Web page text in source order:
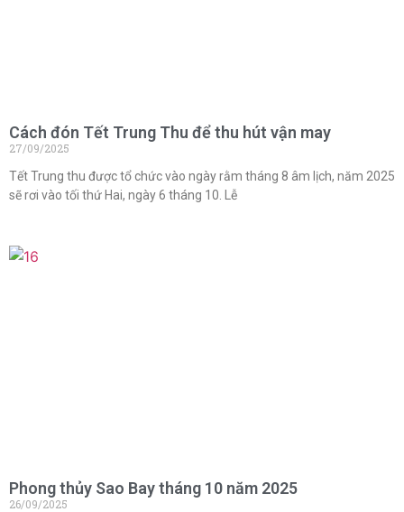
Cách đón Tết Trung Thu để thu hút vận may
27/09/2025
Tết Trung thu được tổ chức vào ngày rằm tháng 8 âm lịch, năm 2025
sẽ rơi vào tối thứ Hai, ngày 6 tháng 10. Lễ
Phong thủy Sao Bay tháng 10 năm 2025
26/09/2025